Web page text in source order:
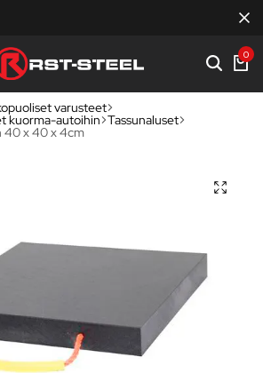
0
varusteet
kuorma-autoihin Tassunaluset
40 x 40 x 4cm